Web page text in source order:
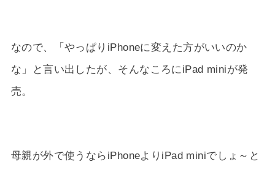
なので、「やっぱりiPhoneに変えた方がいいのか
な」と言い出したが、そんなころにiPad miniが発
売。
母親が外で使うならiPhoneよりiPad miniでしょ～と